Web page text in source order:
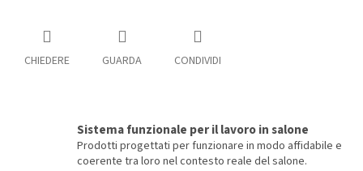
CHIEDERE GUARDA CONDIVIDI
Sistema funzionale per il lavoro in salone
Prodotti progettati per funzionare in modo affidabile e
coerente tra loro nel contesto reale del salone.